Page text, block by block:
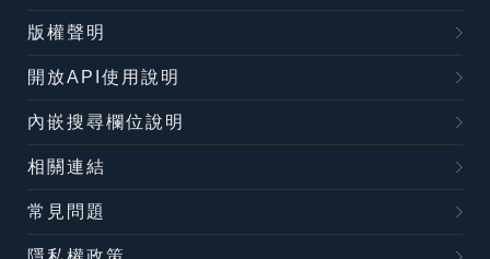
版權聲明
開放API使用說明
內嵌搜尋欄位說明
相關連結
常見問題